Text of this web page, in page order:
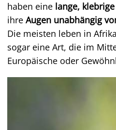
haben eine lange,
ihre Augen unabhängig
Die meisten leben in
sogar eine Art, die im
Europäische oder